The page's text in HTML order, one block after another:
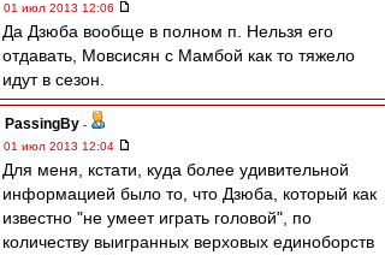
01 июл 2013 12:06
Да Дзюба вообще в полном п. Нельзя его
отдавать, Мовсисян с Мамбой как то тяжело
идут в сезон.
PassingBy -
01 июл 2013 12:04
Для меня, кстати, куда более удивительной
информацией было то, что Дзюба, который как
известно "не умеет играть головой", по
количеству выигранных верховых единоборств